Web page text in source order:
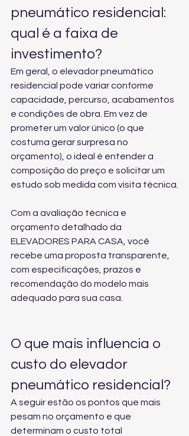
pneumático residencial:
qual é a faixa de
investimento?
Em geral, o elevador pneumático
residencial pode variar conforme
capacidade, percurso, acabamentos
e condições de obra. Em vez de
prometer um valor único (o que
costuma gerar surpresa no
orçamento), o ideal é entender a
composição do preço e solicitar um
estudo sob medida com visita técnica.
Com a avaliação técnica e
orçamento detalhado da
ELEVADORES PARA CASA, você
recebe uma proposta transparente,
com especificações, prazos e
recomendação do modelo mais
adequado para sua casa.
O que mais influencia o
custo do elevador
pneumático residencial?
A seguir estão os pontos que mais
pesam no orçamento e que
determinam o custo total